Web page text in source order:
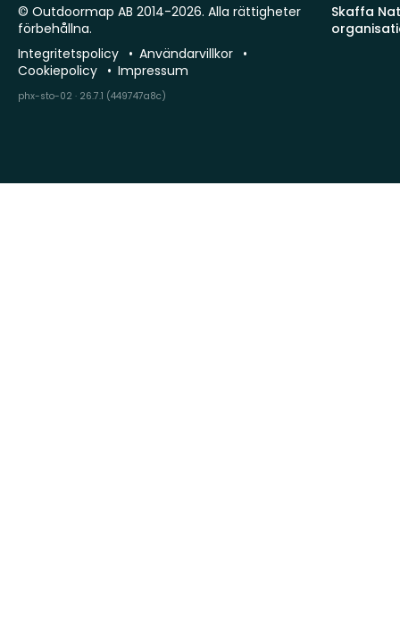
Skaffa
© Outdoormap AB 2014-2026. Alla rättigheter
förbehållna.
Integritetspolicy
Användarvillkor
Cookiepolicy
Impressum
phx-sto-02 · 26.7.1 (449747a8c)